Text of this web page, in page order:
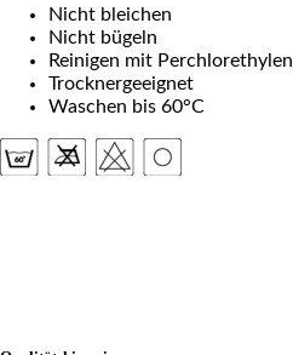
Nicht bleichen
Nicht bügeln
Reinigen mit Perchlorethylen
Trocknergeeignet
Waschen bis 60°C